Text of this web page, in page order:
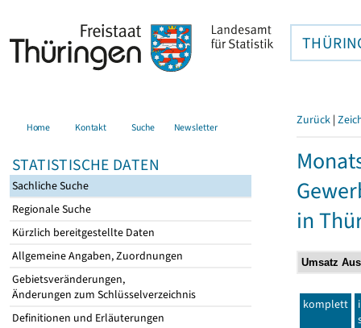
Home Kontakt Suche Newsletter
STATISTISCHE DATEN
Sachliche Suche
Regionale Suche
Kürzlich bereitgestellte Daten
Allgemeine Angaben, Zuordnungen
Gebietsveränderungen,
Änderungen zum Schlüsselverzeichnis
Definitionen und Erläuterungen
Zurück |
in
komplett